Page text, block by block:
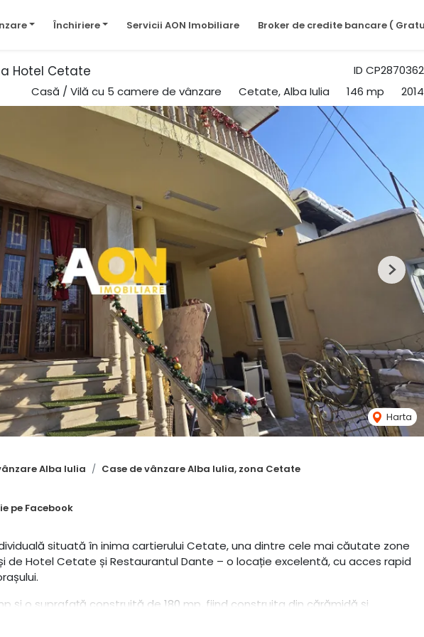
Închiriere Servicii AON Imobiliare Broker de credite bancare (
ID CP2870362
Hotel Cetate
Casă / Vilă cu 5 camere de vânzare Cetate, Alba Iulia 146 mp 2014
Harta
Next
Alba Iulia Case de vânzare Alba Iulia, zona Cetate
pe Facebook
situată în inima cartierului Cetate, una dintre cele mai căutate zone
de Hotel Cetate și Restaurantul Dante – o locație excelentă, cu acces rapid
și o suprafață construită de 180 mp, fiind construita din cărămidă și
spațiu, confort și funcționalitate: